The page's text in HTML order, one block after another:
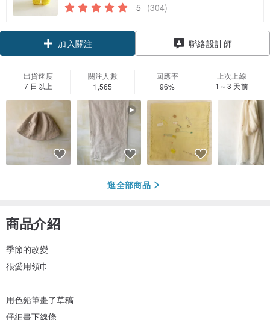
5 (304)
加入關注 聯絡設計師
出貨速度
7 日以上
關注人數
1,565
回應率
96%
上次上線
1～3 天前
逛全部商品
商品介紹
季節的改變
很愛用領巾
用色鉛筆畫了草稿
仔細畫下線條